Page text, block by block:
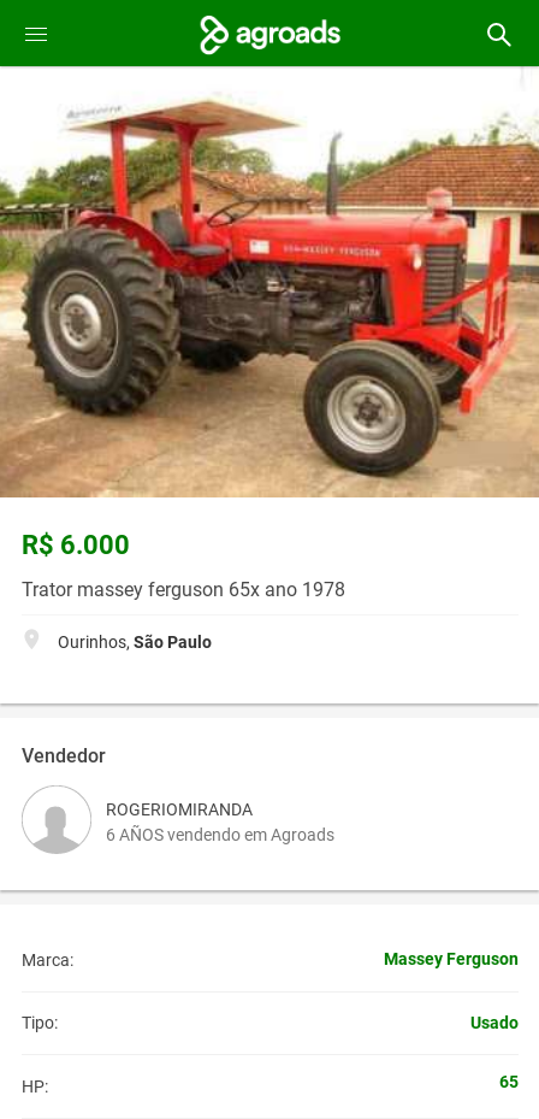
R$ 6.000
Trator massey ferguson 65x ano 1978
Ourinhos, São Paulo
Vendedor
ROGERIOMIRANDA
6 AÑOS vendendo em Agroads
Marca: Massey Ferguson
Tipo: Usado
HP: 65